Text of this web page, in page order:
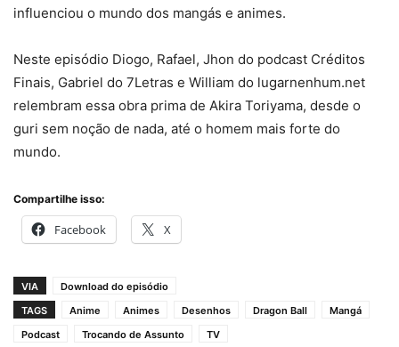
influenciou o mundo dos mangás e animes.
Neste episódio Diogo, Rafael, Jhon do podcast Créditos
Finais, Gabriel do 7Letras e William do lugarnenhum.net
relembram essa obra prima de Akira Toriyama, desde o
guri sem noção de nada, até o homem mais forte do
mundo.
Compartilhe isso:
Facebook X
VIA
Download do episódio
TAGS
Anime Animes Desenhos Dragon Ball
Mangá
Podcast
Trocando de Assunto TV